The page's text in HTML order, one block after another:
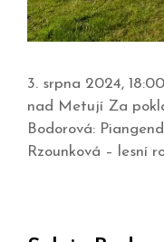
3. srpna 2024,
nad Metují Za
Bodorová:
Rzounková – lesní